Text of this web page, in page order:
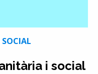
i social